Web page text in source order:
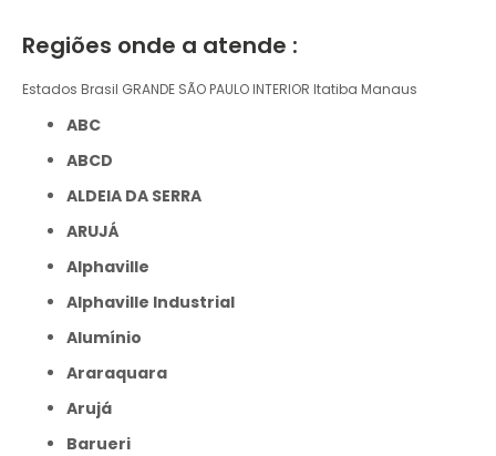
Regiões onde a atende :
Estados Brasil GRANDE SÃO PAULO INTERIOR Itatiba Manaus
ABC
ABCD
ALDEIA DA SERRA
ARUJÁ
Alphaville
Alphaville Industrial
Alumínio
Araraquara
Arujá
Barueri